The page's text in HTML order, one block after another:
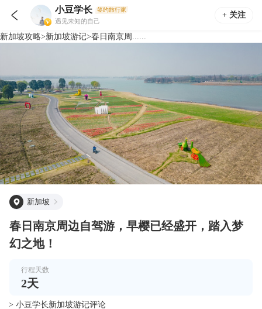
 小豆学长 签约旅行家
遇见未知的自己
+ 关注
新加坡攻略>新加坡游记>春日南京周......
新加坡
春日南京周边自驾游，早樱已经盛开，踏入梦
幻之地！
行程天数
2天
> 小豆学长新加坡游记评论